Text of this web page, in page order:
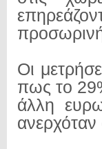
Οι
πως το
άλλη